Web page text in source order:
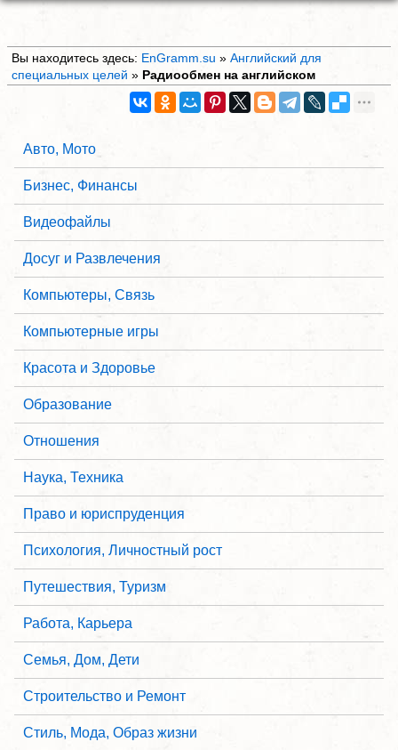
Вы находитесь здесь: EnGramm.su » Английский для
специальных целей » Радиообмен на английском
Авто, Мото
Бизнес, Финансы
Видеофайлы
Досуг и Развлечения
Компьютеры, Связь
Компьютерные игры
Красота и Здоровье
Образование
Отношения
Наука, Техника
Право и юриспруденция
Психология, Личностный рост
Путешествия, Туризм
Работа, Карьера
Семья, Дом, Дети
Строительство и Ремонт
Стиль, Мода, Образ жизни